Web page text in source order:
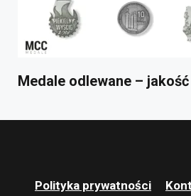
Medale odlewane –
Polityka prywatności